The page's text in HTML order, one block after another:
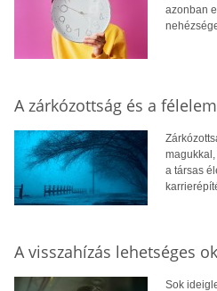
azonban
A zárkózottság és a félelem
a társas
A visszahízás lehetséges
Sok